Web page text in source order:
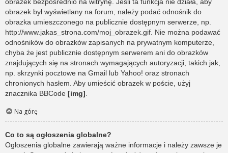
obrazek bezpośrednio na witrynę. Jeśli ta funkcja nie działa, aby
obrazek był wyświetlany na forum, należy podać odnośnik do
obrazka umieszczonego na publicznie dostępnym serwerze, np.
http://www.jakas_strona.com/moj_obrazek.gif. Nie można podawać
odnośników do obrazków zapisanych na prywatnym komputerze,
chyba że jest publicznie dostępnym serwerem ani do obrazków
znajdujących się na stronach wymagających autoryzacji, takich jak,
np. skrzynki pocztowe na Gmail lub Yahoo! oraz stronach
chronionych hasłem. Aby umieścić obrazek w poście, użyj
znacznika BBCode [img].
Na górę
Co to są ogłoszenia globalne?
Ogłoszenia globalne zawierają ważne informacje i należy zawsze je